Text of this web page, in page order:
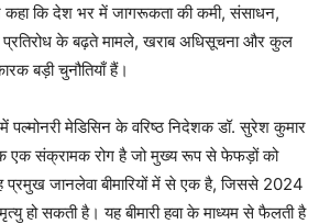
कि देश भर में जागरूकता की कमी, संसाधन,
प्रतिरोध के बढ़ते मामले, खराब अधिसूचना और कुल
बड़ी चुनौतियाँ हैं।
में पल्मोनरी मेडिसिन के वरिष्ठ निदेशक डॉ. सुरेश कुमार
एक संक्रामक रोग है जो मुख्य रूप से फेफड़ों को
प्रमुख जानलेवा बीमारियों में से एक है, जिससे 2024
हो सकती है। यह बीमारी हवा के माध्यम से फैलती है